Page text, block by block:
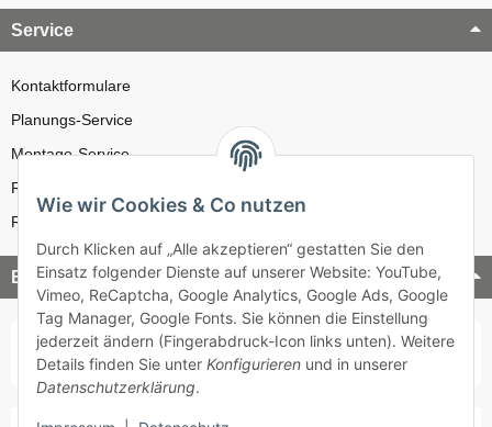
Service
Kontaktformulare
Planungs-Service
Montage-Service
Reparatur-Service
Retouren-Service
Bezahlung & Versand
Wie wir Cookies & Co nutzen
Durch Klicken auf „Alle akzeptieren“ gestatten Sie den
Einsatz folgender Dienste auf unserer Website: YouTube,
Vimeo, ReCaptcha, Google Analytics, Google Ads, Google
Tag Manager, Google Fonts. Sie können die Einstellung
jederzeit ändern (Fingerabdruck-Icon links unten). Weitere
Details finden Sie unter Konfigurieren und in unserer
Datenschutzerklärung.